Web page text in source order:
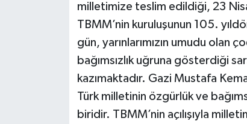
milletimize teslim edildiği, 23
TBMM’nin kuruluşunun 105.
gün, yarınlarımızın umudu olan
bağımsızlık uğruna gösterdiği
kazımaktadır. Gazi Mustafa
Türk milletinin özgürlük ve
biridir. TBMM’nin açılışıyla